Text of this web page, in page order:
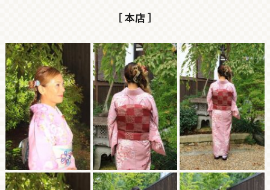
［ 本店 ］